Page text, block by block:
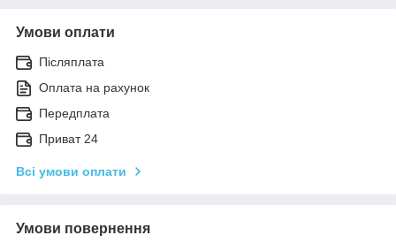
Умови оплати
Післяплата
Оплата на рахунок
Передплата
Приват 24
Всі умови оплати
Умови повернення